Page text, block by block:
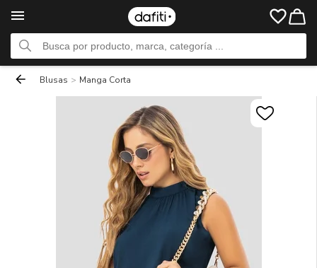
Blusas > Manga Corta